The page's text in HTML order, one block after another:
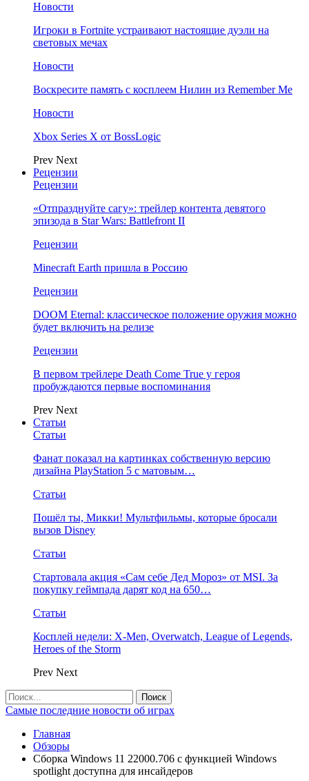
Новости
Игроки в Fortnite устраивают настоящие дуэли на
световых мечах
Новости
Воскресите память с косплеем Нилин из Remember Me
Новости
Xbox Series X от BossLogic
Prev Next
Рецензии
Рецензии
«Отпразднуйте сагу»: трейлер контента девятого
эпизода в Star Wars: Battlefront II
Рецензии
Minecraft Earth пришла в Россию
Рецензии
DOOM Eternal: классическое положение оружия можно
будет включить на релизе
Рецензии
В первом трейлере Death Come True у героя
пробуждаются первые воспоминания
Prev Next
Статьи
Статьи
Фанат показал на картинках собственную версию
дизайна PlayStation 5 с матовым…
Статьи
Пошёл ты, Микки! Мультфильмы, которые бросали
вызов Disney
Статьи
Стартовала акция «Сам себе Дед Мороз» от MSI. За
покупку геймпада дарят код на 650…
Статьи
Косплей недели: X-Men, Overwatch, League of Legends,
Heroes of the Storm
Prev Next
Самые последние новости об играх
Главная
Обзоры
Сборка Windows 11 22000.706 с функцией Windows
spotlight доступна для инсайдеров